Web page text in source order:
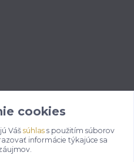
cookies
Váš súhlass použitím súborov
informácie týkajúce sa